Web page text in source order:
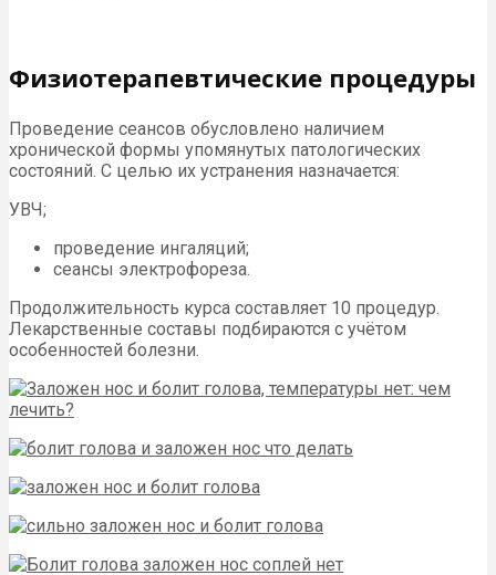
Физиотерапевтические процедуры
Проведение сеансов обусловлено наличием
хронической формы упомянутых патологических
состояний. С целью их устранения назначается:
УВЧ;
проведение ингаляций;
сеансы электрофореза.
Продолжительность курса составляет 10 процедур.
Лекарственные составы подбираются с учётом
особенностей болезни.